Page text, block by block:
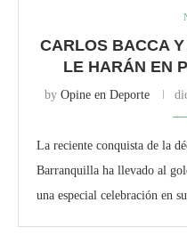
CARLOS BACCA
LE HARÁN EN
by Opine en Deporte
La reciente conquista de la
Barranquilla ha llevado al
una especial celebración en